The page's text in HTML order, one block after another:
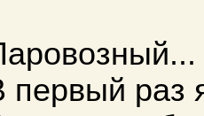
первый раз